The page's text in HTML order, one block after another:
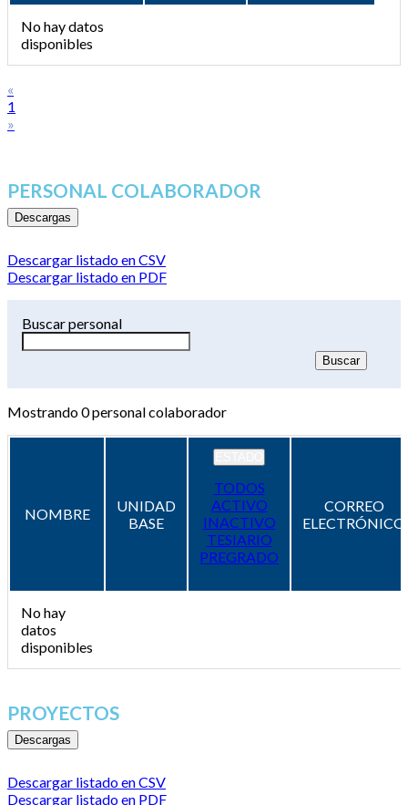
No hay datos
disponibles
«
1
»
PERSONAL COLABORADOR
Descargas
Descargar listado en CSV
Descargar listado en PDF
Buscar personal
Mostrando0personal colaborador
NOMBRE
UNIDAD
BASE
TODOS
ACTIVO
INACTIVO
TESIARIO
PREGRADO
CORREO
ELECTRÓNICO
No hay
datos
disponibles
PROYECTOS
Descargas
Descargar listado en CSV
Descargar listado en PDF